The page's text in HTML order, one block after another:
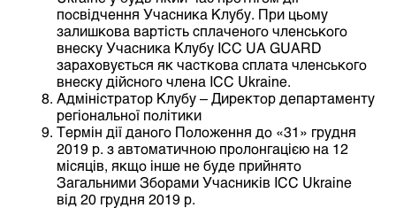
посвідчення Учасника Клубу. При цьому
залишкова вартість сплаченого членського
внеску Учасника Клубу ICC UА GUARD
зараховується як часткова сплата членського
внеску дійсного члена ICC Ukraine.
Адміністратор Клубу – Директор департаменту
регіональної політики
Термін дії даного Положення до «31» грудня
2019 р. з автоматичною пролонгацією на 12
місяців, якщо інше не буде прийнято
Загальними Зборами Учасників ICC Ukraine
від 20 грудня 2019 р.